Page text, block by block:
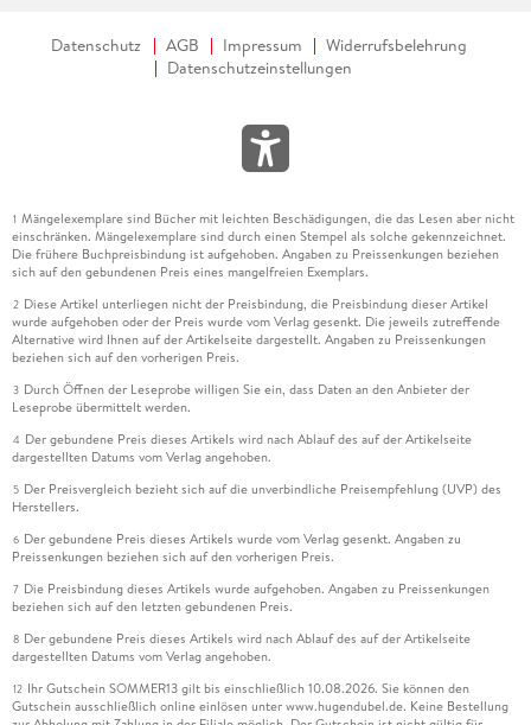
Datenschutz AGB Impressum
Widerrufsbelehrung
Datenschutzeinstellungen
1 Mängelexemplare sind Bücher mit leichten Beschädigungen, die das Lesen aber nicht
einschränken. Mängelexemplare sind durch einen Stempel als solche gekennzeichnet.
Die frühere Buchpreisbindung ist aufgehoben. Angaben zu Preissenkungen beziehen
sich auf den gebundenen Preis eines mangelfreien Exemplars.
2 Diese Artikel unterliegen nicht der Preisbindung, die Preisbindung dieser Artikel
wurde aufgehoben oder der Preis wurde vom Verlag gesenkt. Die jeweils zutreffende
Alternative wird Ihnen auf der Artikelseite dargestellt. Angaben zu Preissenkungen
beziehen sich auf den vorherigen Preis.
3 Durch Öffnen der Leseprobe willigen Sie ein, dass Daten an den Anbieter der
Leseprobe übermittelt werden.
4 Der gebundene Preis dieses Artikels wird nach Ablauf des auf der Artikelseite
dargestellten Datums vom Verlag angehoben.
5 Der Preisvergleich bezieht sich auf die unverbindliche Preisempfehlung (UVP) des
Herstellers.
6 Der gebundene Preis dieses Artikels wurde vom Verlag gesenkt. Angaben zu
Preissenkungen beziehen sich auf den vorherigen Preis.
7 Die Preisbindung dieses Artikels wurde aufgehoben. Angaben zu Preissenkungen
beziehen sich auf den letzten gebundenen Preis.
8 Der gebundene Preis dieses Artikels wird nach Ablauf des auf der Artikelseite
dargestellten Datums vom Verlag angehoben.
12 Ihr Gutschein SOMMER13 gilt bis einschließlich 10.08.2026. Sie können den
Gutschein ausschließlich online einlösen unter www.hugendubel.de. Keine Bestellung